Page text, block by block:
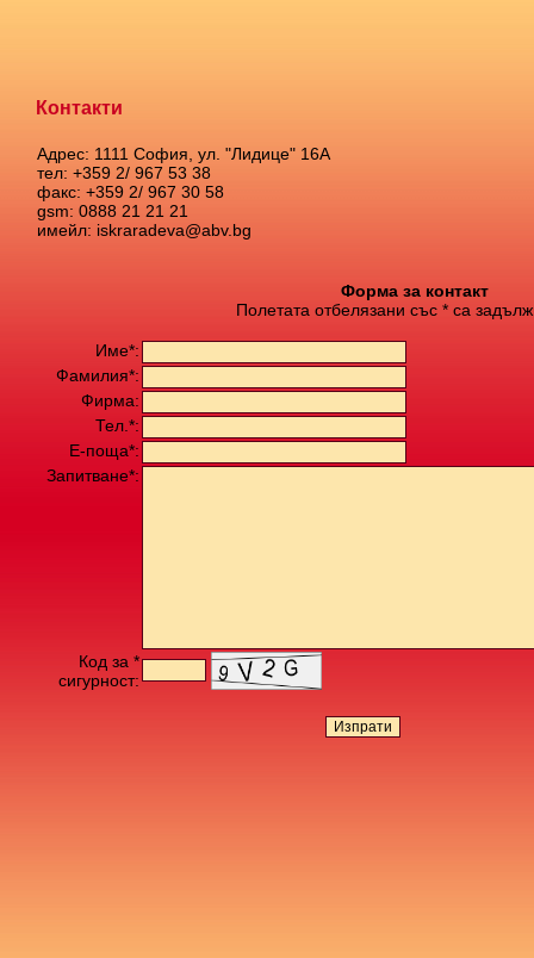
Контакти
Адрес: 1111 София, ул. "Лидице" 16А
тел: +359 2/ 967 53 38
факс: +359 2/ 967 30 58
gsm: 0888 21 21 21
имейл: iskraradeva@abv.bg
Форма за контакт
Полетата отбелязани със * са
Име*:
Фамилия*:
Фирма:
Тел.*:
Е-поща*:
Запитване*:
Код за *
сигурност: